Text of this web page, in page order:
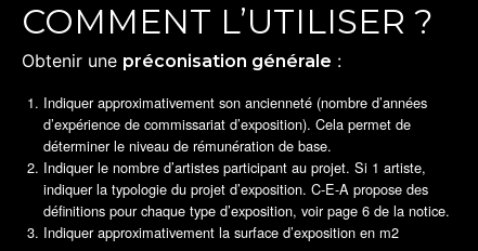
COMMENT L’UTILISER ?
Obtenir une préconisation générale :
Indiquer approximativement son ancienneté (nombre d’années
d’expérience de commissariat d’exposition). Cela permet de
déterminer le niveau de rémunération de base.
Indiquer le nombre d’artistes participant au projet. Si 1 artiste,
indiquer la typologie du projet d’exposition. C-E-A propose des
définitions pour chaque type d’exposition, voir page 6 de la notice.
Indiquer approximativement la surface d’exposition en m2